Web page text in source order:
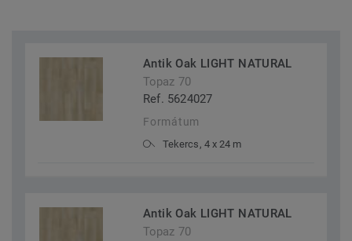
Antik Oak LIGHT NATURAL
Topaz 70
Ref. 5624027
Formátum
Tekercs, 4 x 24 m
Antik Oak LIGHT NATURAL
Topaz 70